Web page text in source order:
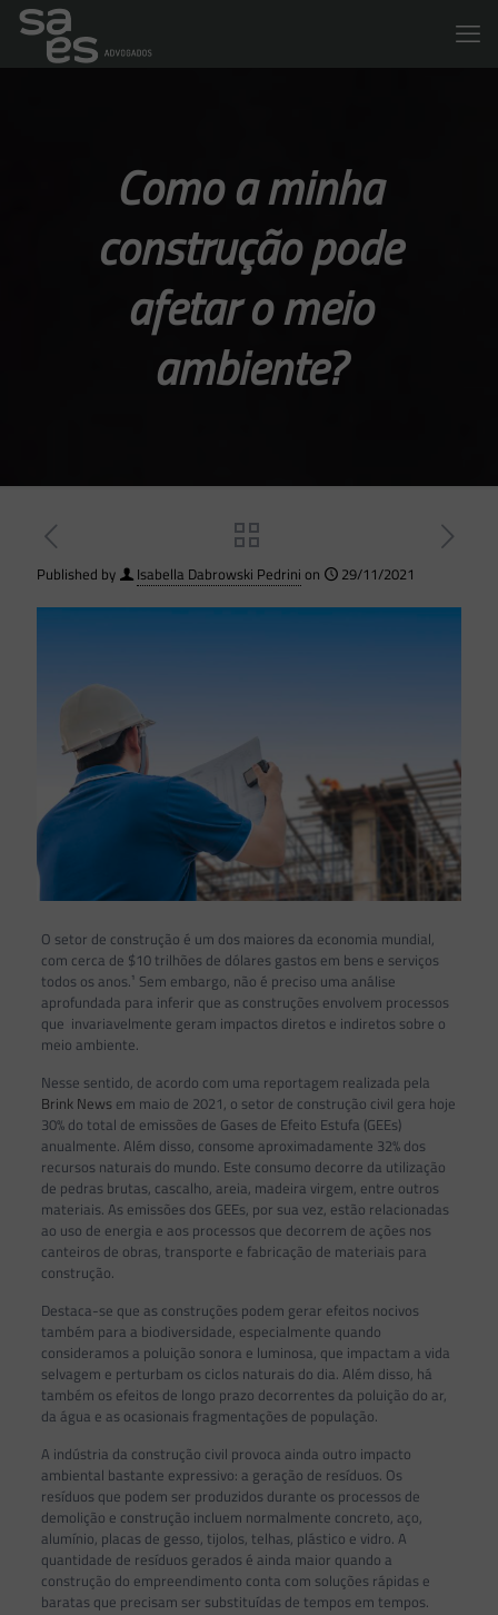
Como a minha
construção pode
afetar o meio
ambiente?
Published by Isabella Dabrowski Pedrini on 29/11/2021
O setor de construção é um dos maiores da economia mundial,
com cerca de $10 trilhões de dólares gastos em bens e serviços
todos os anos.¹ Sem embargo, não é preciso uma análise
aprofundada para inferir que as construções envolvem processos
que invariavelmente geram impactos diretos e indiretos sobre o
meio ambiente.
Nesse sentido, de acordo com uma reportagem realizada pela
Brink Newsem maio de 2021, o setor de construção civil gera hoje
30% do total de emissões de Gases de Efeito Estufa (GEEs)
anualmente. Além disso, consome aproximadamente 32% dos
recursos naturais do mundo. Este consumo decorre da utilização
de pedras brutas, cascalho, areia, madeira virgem, entre outros
materiais. As emissões dos GEEs, por sua vez, estão relacionadas
ao uso de energia e aos processos que decorrem de ações nos
canteiros de obras, transporte e fabricação de materiais para
construção.
Destaca-se que as construções podem gerar efeitos nocivos
também para a biodiversidade, especialmente quando
consideramos a poluição sonora e luminosa, que impactam a vida
selvagem e perturbam os ciclos naturais do dia. Além disso, há
também os efeitos de longo prazo decorrentes da poluição do ar,
da água e as ocasionais fragmentações de população.
A indústria da construção civil provoca ainda outro impacto
ambiental bastante expressivo: a geração de resíduos. Os
resíduos que podem ser produzidos durante os processos de
demolição e construção incluem normalmente concreto, aço,
alumínio, placas de gesso, tijolos, telhas, plástico e vidro. A
quantidade de resíduos gerados é ainda maior quando a
construção do empreendimento conta com soluções rápidas e
baratas que precisam ser substituídas de tempos em tempos.